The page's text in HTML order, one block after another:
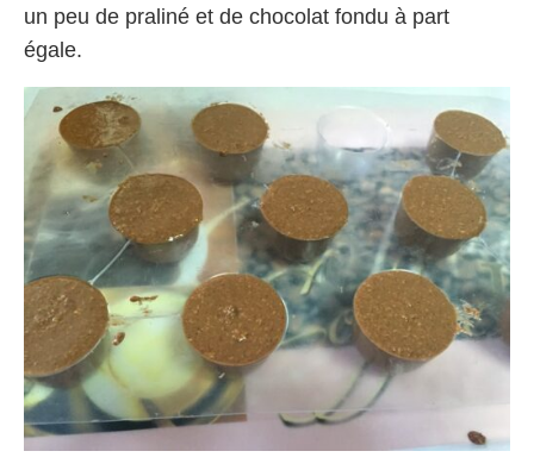
un peu de praliné et de chocolat fondu à part
égale.